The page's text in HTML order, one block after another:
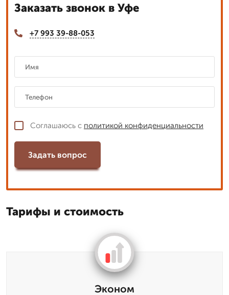
Заказать звонок в Уфе
+7 993 39-88-053
Соглашаюсь с политикой конфиденциальности
Задать вопрос
Тарифы и стоимость
Эконом